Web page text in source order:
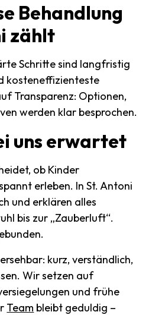
Behandlung
zählt
Schritte sind langfristig
kosteneffizienteste
Transparenz: Optionen,
werden klar besprochen.
uns erwartet
ob Kinder
erleben. In St. Antoni
und erklären alles
bis zur „Zauberluft“.
kurz, verständlich,
Wir setzen auf
und frühe
Team bleibt geduldig –